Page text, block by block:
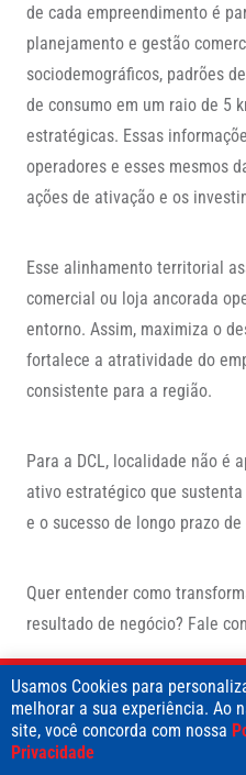
de cada empreendimento é
planejamento e gestão
sociodemográficos, padrões
de consumo em um raio de 5
estratégicas. Essas
operadores e esses mesmos
ações de ativação e os
Esse alinhamento territorial
comercial ou loja ancorada
entorno. Assim, maximiza o
fortalece a atratividade do
consistente para a região.
Para a DCL, localidade não é
ativo estratégico que
e o sucesso de longo prazo
Quer entender como
resultado de negócio? Fale
1 …
ENVIE UMA
Usamos Cookies para
melhorar a sua experiência. Ao
site, você concorda com nossa
Privacidade